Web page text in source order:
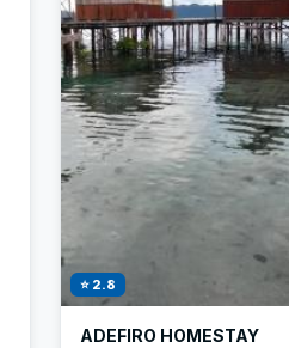
⭐ 2.8
ADEFIRO HOMESTAY